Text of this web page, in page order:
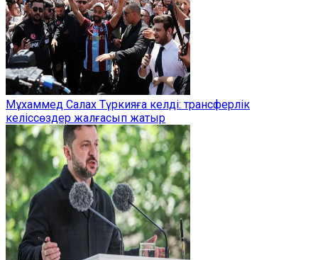
Мұхаммед Салах Түркияға келді: трансферлік
келіссөздер жалғасып жатыр